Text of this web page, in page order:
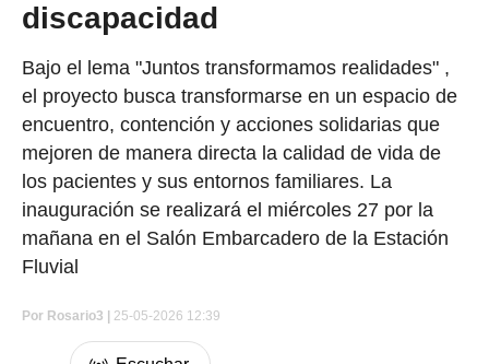
discapacidad
Bajo el lema "Juntos transformamos realidades" ,
el proyecto busca transformarse en un espacio de
encuentro, contención y acciones solidarias que
mejoren de manera directa la calidad de vida de
los pacientes y sus entornos familiares. La
inauguración se realizará el miércoles 27 por la
mañana en el Salón Embarcadero de la Estación
Fluvial
Por Rosario3 | 25-05-2026 12:39